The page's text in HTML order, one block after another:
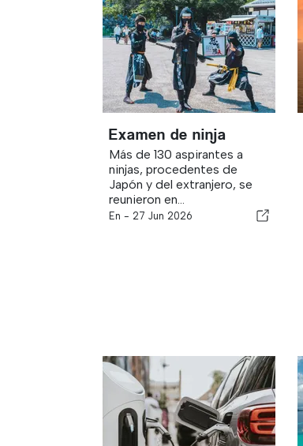
Examen de ninja
Más de 130 aspirantes a
ninjas, procedentes de
Japón y del extranjero, se
reunieron en...
En - 27 Jun 2026